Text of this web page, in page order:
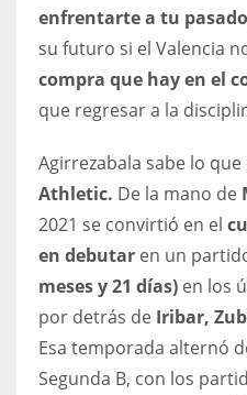
OAK
19
24
MIA
17
DAL
22
enfrentarte a tu pasado
su futuro si el Valencia
compra que hay en el
que regresar a la
Agirrezabala sabe lo que
Athletic. De la mano de
2021 se convirtió en el
en debutar en un
meses y 21 días) en los
por detrás de Iribar,
Esa temporada alternó
Segunda B, con los